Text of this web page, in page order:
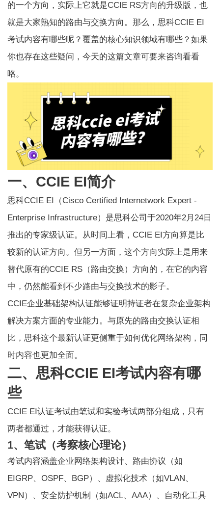
的一个方向，实际上它就是CCIE RS方向的升级版，也
就是大家熟知的路由与交换方向。那么，思科CCIE EI
考试内容有哪些呢？覆盖的核心知识领域有哪些？如果
你也存在这些疑问，今天的这篇文章可要来咨询看看
咯。
一、CCIE EI简介
思科CCIE EI （Cisco Certified Internetwork Expert -
Enterprise Infrastructure）是思科公司于2020年2月24日
推出的专家级认证。从时间上看，CCIE EI方向算是比
较新的认证方向。但另一方面，这个方向实际上是用来
替代原有的CCIE RS（路由交换）方向的，在它的内容
中，仍然能看到不少路由与交换技术的影子。
CCIE企业基础架构认证能够证明持证者在复杂企业架构
解决方案方面的专业能力。与原先的路由交换认证相
比，思科这个最新认证更侧重于如何优化网络架构，同
时内容也更加全面。
二、思科CCIE EI考试内容有哪
些
CCIE EI认证考试由笔试和实验考试两部分组成，只有
两者都通过，才能获得认证。
1、笔试（考察核心理论）
考试内容涵盖企业网络架构设计、路由协议（如
EIGRP、OSPF、BGP）、虚拟化技术（如VLAN、
VPN）、安全防护机制（如ACL、AAA）、自动化工具